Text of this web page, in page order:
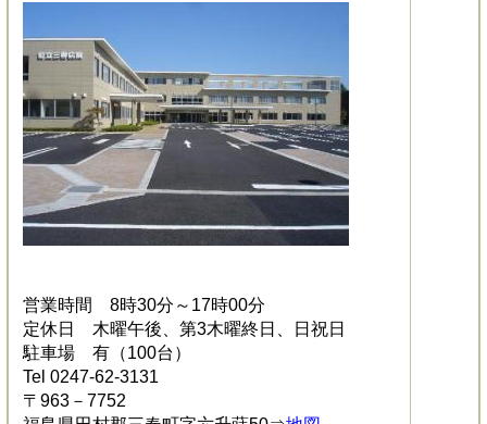
営業時間 8時30分～17時00分
定休日 木曜午後、第3木曜終日、日祝日
駐車場 有（100台）
Tel 0247-62-3131
〒963－7752